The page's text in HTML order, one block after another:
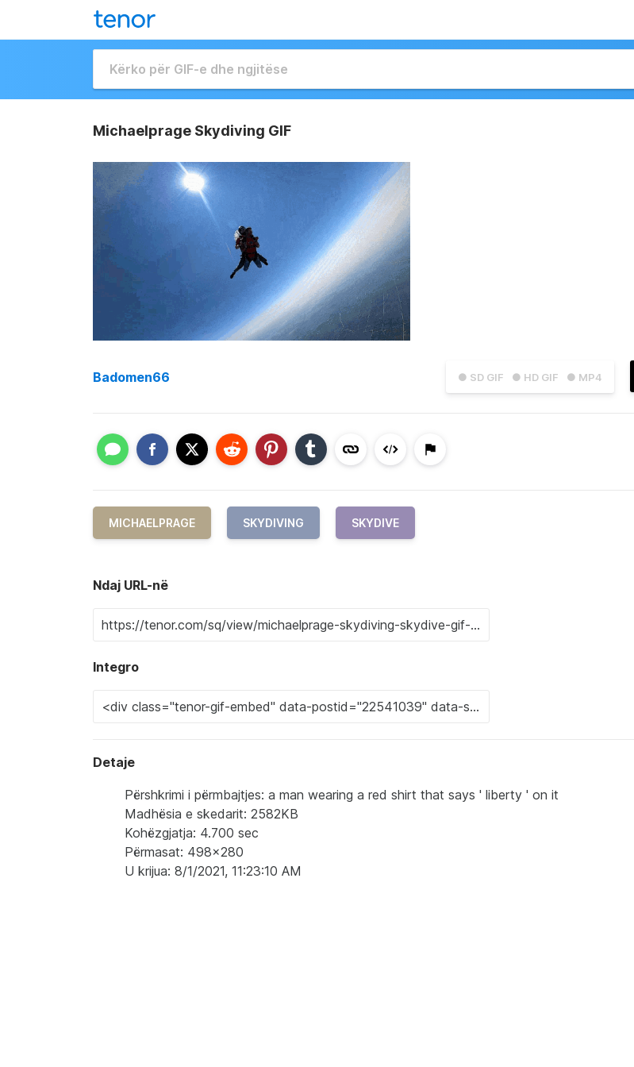
Michaelprage Skydiving GIF
● SD GIF ● HD GIF ● MP4
Badomen66
MICHAELPRAGE SKYDIVING SKYDIVE
Ndaj URL-në
Integro
Detaje
Përshkrimi i përmbajtjes: a man wearing a red shirt that says ' liberty ' on it
Madhësia e skedarit: 2582KB
Kohëzgjatja: 4.700 sec
Përmasat: 498x280
U krijua: 8/1/2021, 11:23:10 AM